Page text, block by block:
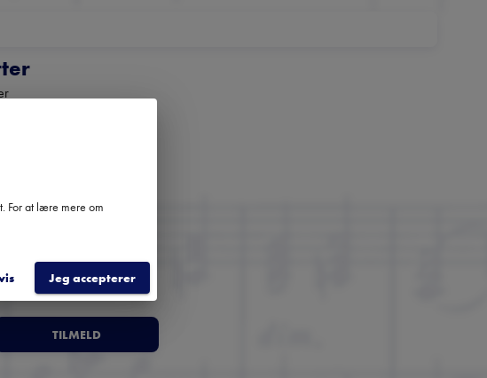
TILMELD
For at lære mere om
Jeg accepterer